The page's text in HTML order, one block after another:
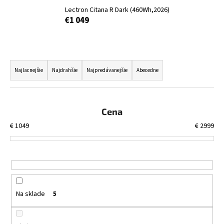
Lectron Citana R Dark (460Wh,2026)
€1 049
R
a
d
i
e
r
o
d
Najlacnejšie Najdrahšie Najpredávanejšie Abecedne
Cena
€1049 € 2999
Na sklade 5
?
O
d
r